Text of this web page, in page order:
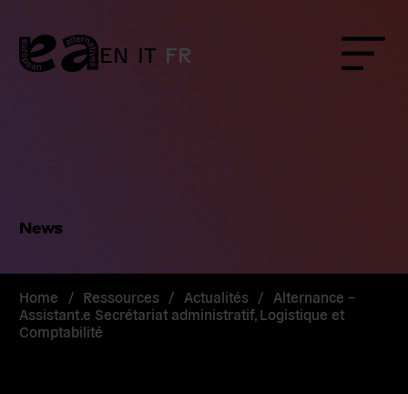
Skip
to
content
EN IT FR Menu
News
Home / Ressources / Actualités / Alternance –
Assistant.e Secrétariat administratif, Logistique et
Comptabilité